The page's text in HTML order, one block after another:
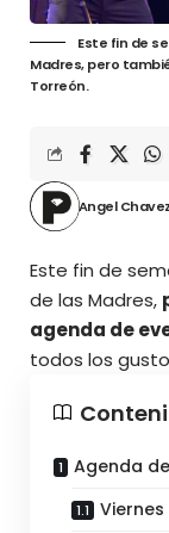
Este fin de
Madres, pero
Torreón.
Angel Chavez
Este fin de
de las Madres,
agenda de
todos los
Agenda